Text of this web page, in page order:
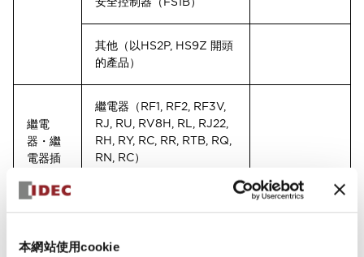
本網站使用cookie
其他（以HS2P, HS9Z 開頭
的產品）
繼電
器・繼
電器插
時器
（包括
in式產
繼電器（RF1, RF2, RF3V,
RJ, RU, RV8H, RL, RJ22,
RH, RY, RC, RR, RTB, RQ,
RN, RC）
SU, SM, SH, SR, SN, SF）